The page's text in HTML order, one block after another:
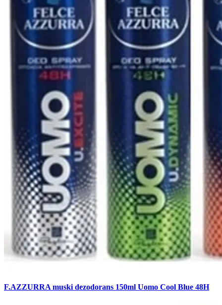
F.AZZURRA muski dezodorans 150ml Uomo Cool Blue 48H